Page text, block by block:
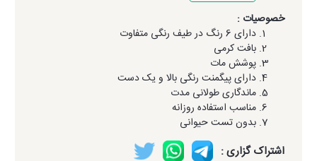
خصوصیات :
دارای 6 رنگ در طیف رنگی متفاوت
بافت کرمی
پوشش مات
دارای پیگمنت رنگی بالا و یک دست
ماندگاری طولانی مدت
مناسب استفاده روزانه
بدون تست حیوانی
اشتراک گزاری :